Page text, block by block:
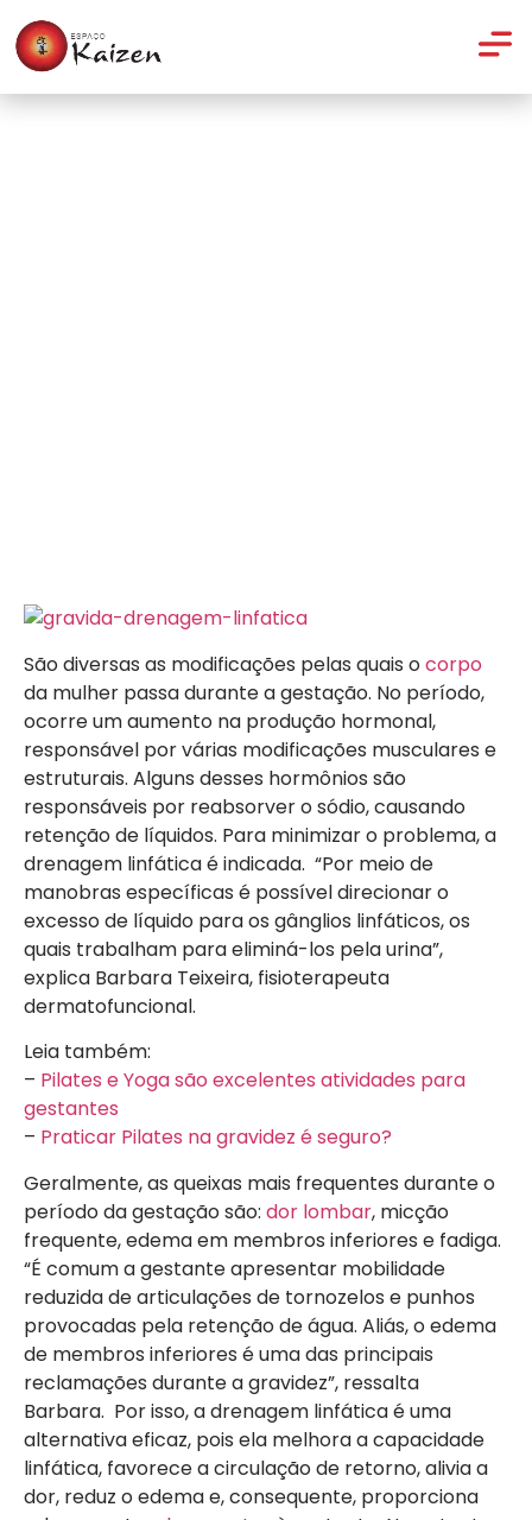
São diversas as modificações pelas quais ocorpo
da mulher passa durante a gestação. No período,
ocorre um aumento na produção hormonal,
responsável por várias modificações musculares e
estruturais. Alguns desses hormônios são
responsáveis por reabsorver o sódio, causando
retenção de líquidos. Para minimizar o problema, a
drenagem linfática é indicada. “Por meio de
manobras específicas é possível direcionar o
excesso de líquido para os gânglios linfáticos, os
quais trabalham para eliminá-los pela urina”,
explica Barbara Teixeira, fisioterapeuta
dermatofuncional.
Leia também:
– Pilates e Yoga são excelentes atividades para
gestantes
– Praticar Pilates na gravidez é seguro?
Geralmente, as queixas mais frequentes durante o
período da gestação são: dor lombar, micção
frequente, edema em membros inferiores e fadiga.
“É comum a gestante apresentar mobilidade
reduzida de articulações de tornozelos e punhos
provocadas pela retenção de água. Aliás, o edema
de membros inferiores é uma das principais
reclamações durante a gravidez”, ressalta
Barbara. Por isso, a drenagem linfática é uma
alternativa eficaz, pois ela melhora a capacidade
linfática, favorece a circulação de retorno, alivia a
dor, reduz o edema e, consequente, proporciona